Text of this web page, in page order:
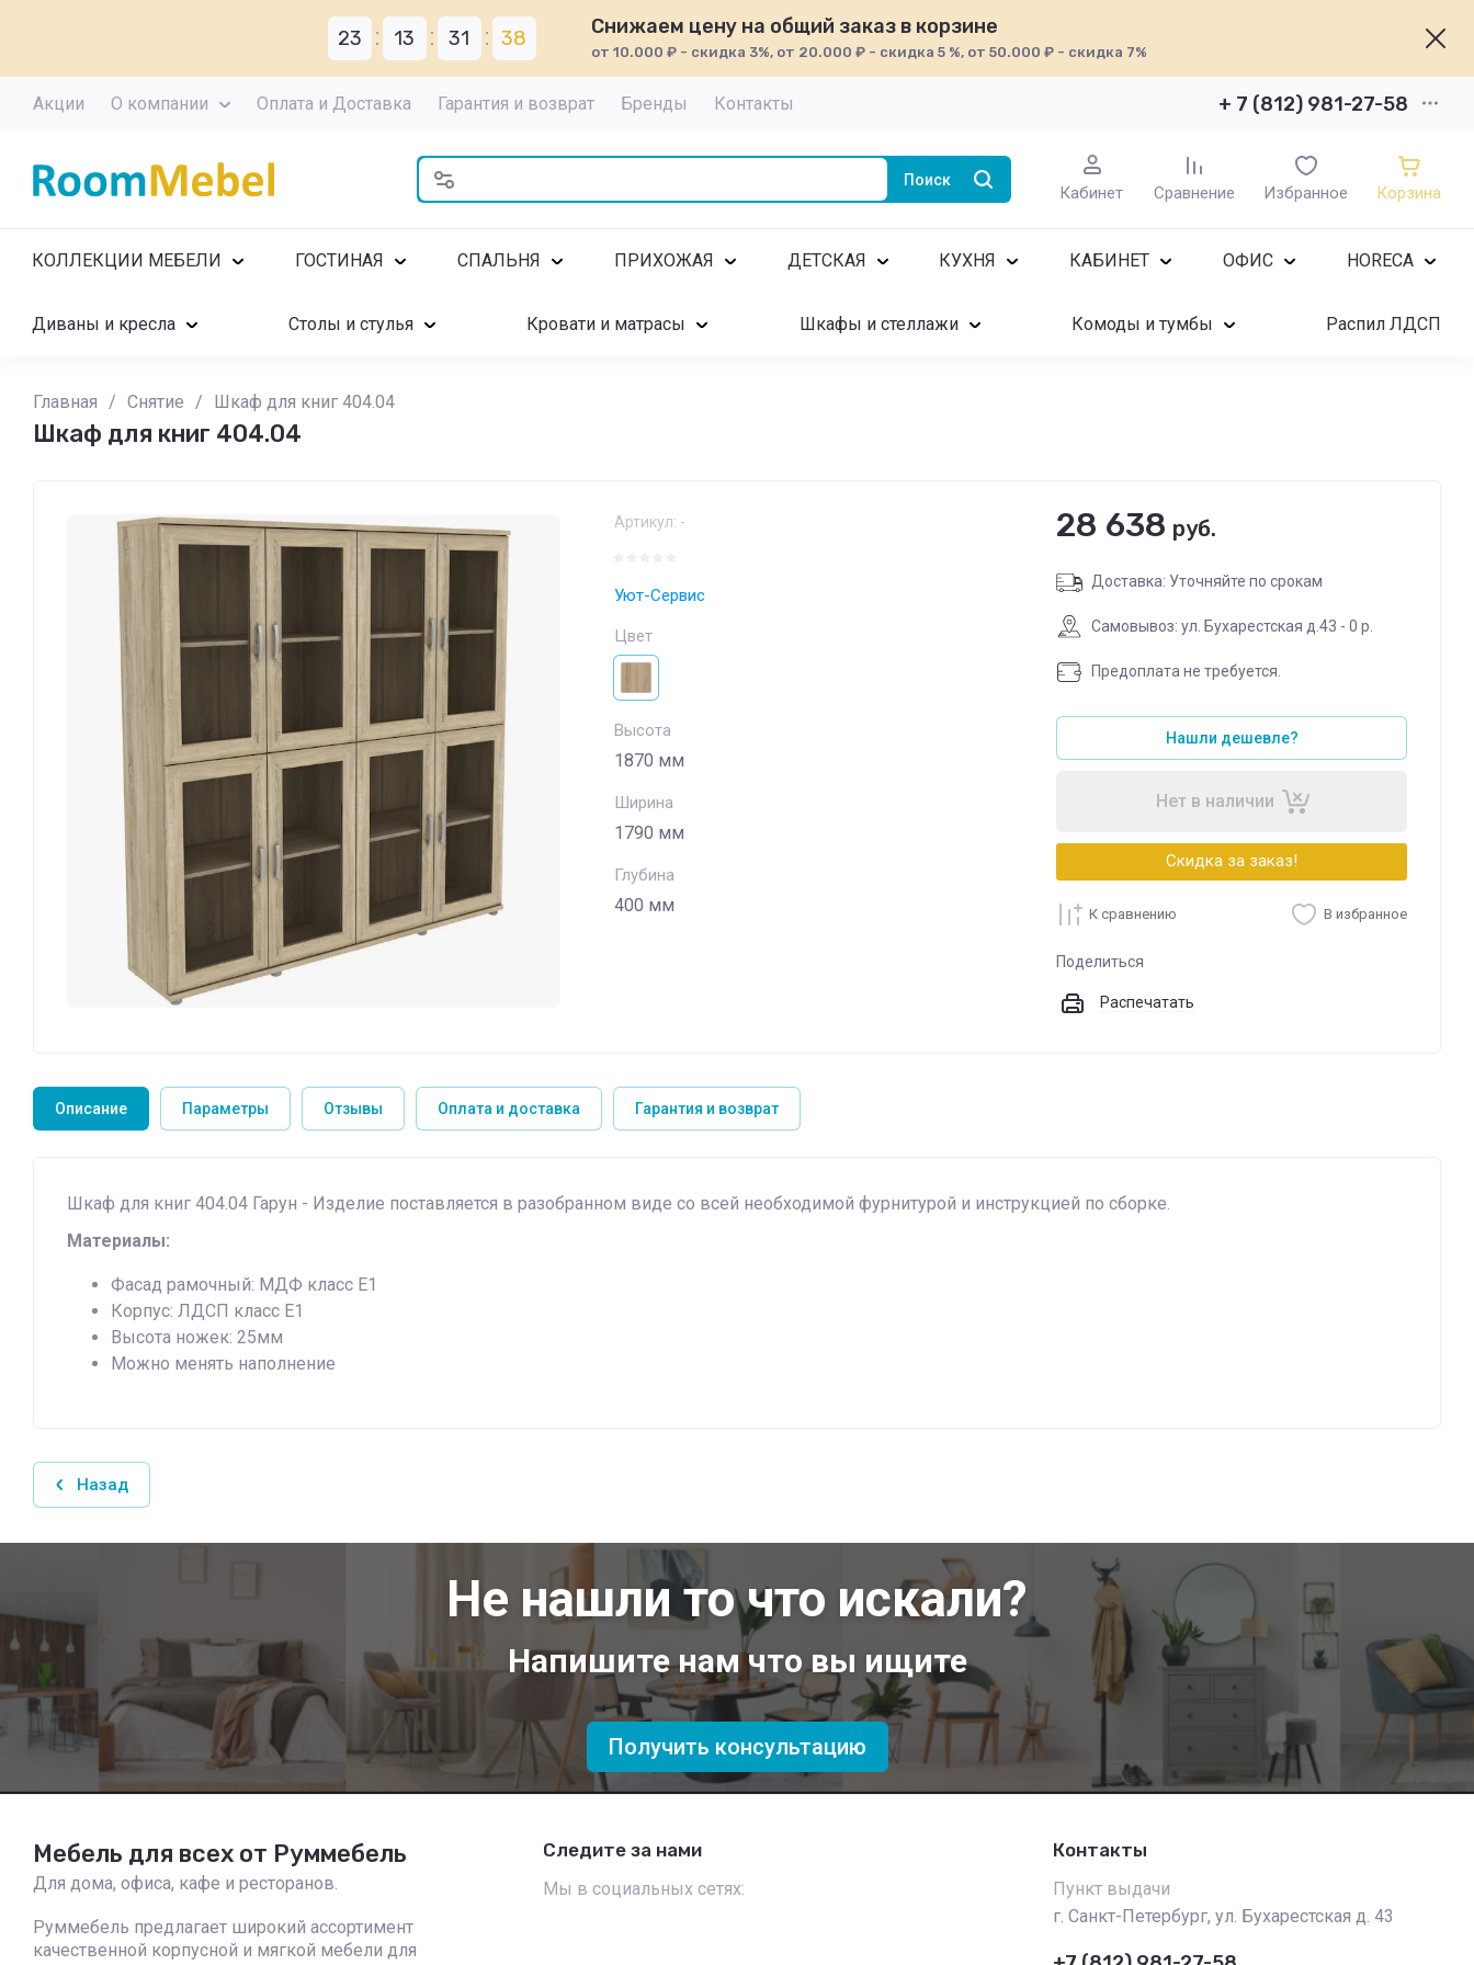
23 13 31 37 Снижаем цену на общий заказ в корзине
от 10.000 ₽ - скидка 3%, от 20.000 ₽ - скидка 5 %, от 50.000 ₽ - скидка 7%
Акции О компании Оплата и Доставка Гарантия и возврат Бренды Контакты + 7 (812) 981-27-58
Поиск
Кабинет Сравнение Избранное Корзина
КОЛЛЕКЦИИ МЕБЕЛИ ГОСТИНАЯ СПАЛЬНЯ ПРИХОЖАЯ ДЕТСКАЯ КУХНЯ КАБИНЕТ ОФИС HORECA
Диваны и кресла Столы и стулья Кровати и матрасы Шкафы и стеллажи Комоды и тумбы Распил ЛДСП
Главная / Снятие / Шкаф для книг 404.04
Шкаф для книг 404.04
Артикул: -
Уют-Сервис
Цвет
Высота
1870 мм
Ширина
1790 мм
Глубина
400 мм
28 638 руб.
Доставка: Уточняйте по срокам
Самовывоз: ул. Бухарестская д.43 - 0 р.
Предоплата не требуется.
Нашли дешевле?
Нет в наличии
Скидка за заказ!
К сравнению В избранное
Поделиться
Распечатать
Описание Параметры Отзывы Оплата и доставка Гарантия и возврат
Шкаф для книг 404.04 Гарун - Изделие поставляется в разобранном виде со всей необходимой фурнитурой и инструкцией по сборке.
Материалы:
Фасад рамочный: МДФ класс Е1
Корпус: ЛДСП класс Е1
Высота ножек: 25мм
Можно менять наполнение
Назад
Не нашли то что искали?
Напишите нам что вы ищите
Получить консультацию
Мебель для всех от Руммебель
Для дома, офиса, кафе и ресторанов.
Руммебель предлагает широкий ассортимент
качественной корпусной и мягкой мебели для
Следите за нами
Мы в социальных сетях:
Контакты
Пункт выдачи
г. Санкт-Петербург, ул. Бухарестская д. 43